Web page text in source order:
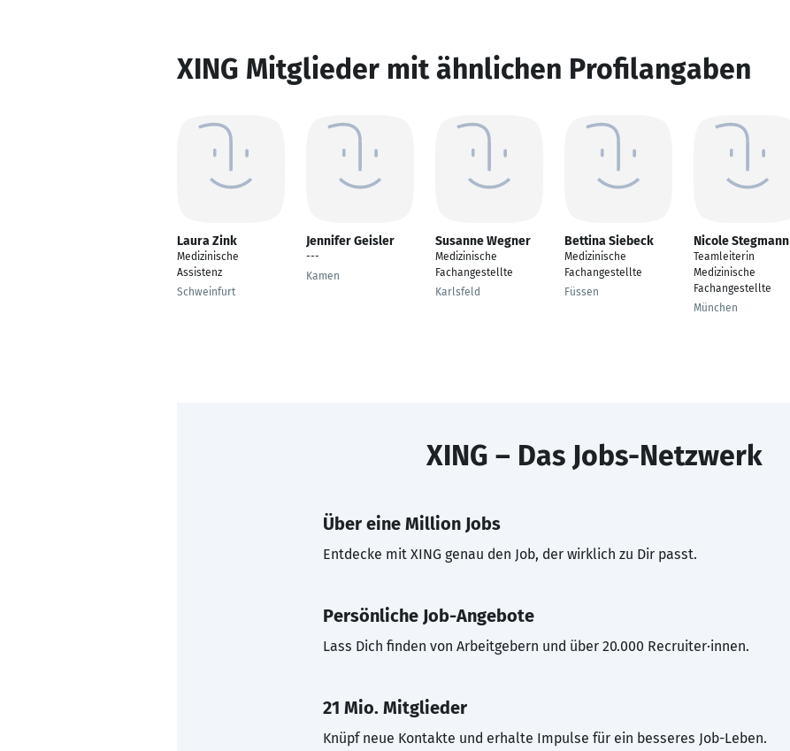
XING Mitglieder mit ähnlichen Profilangaben
Laura Zink
Medizinische
Assistenz
Schweinfurt
Jennifer Geisler
---
Kamen
Susanne Wegner
Medizinische
Fachangestellte
Karlsfeld
Bettina Siebeck
Medizinische
Fachangestellte
Füssen
Nicole Stegmann
Teamleiterin
Medizinische
Fachangestellte
München
XING – Das Jobs-Netzwerk
Über eine Million Jobs
Entdecke mit XING genau den Job, der wirklich zu Dir passt.
Persönliche Job-Angebote
Lass Dich finden von Arbeitgebern und über 20.000 Recruiter·innen.
21 Mio. Mitglieder
Knüpf neue Kontakte und erhalte Impulse für ein besseres Job-Leben.